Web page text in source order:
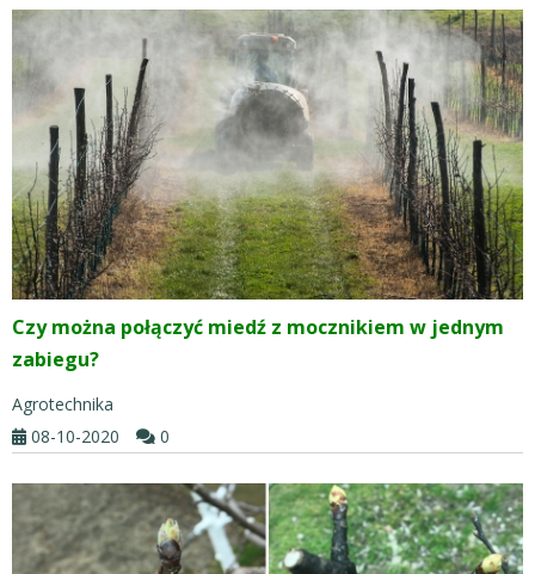
Czy można połączyć miedź z mocznikiem w jednym
zabiegu?
Agrotechnika
08-10-2020
0